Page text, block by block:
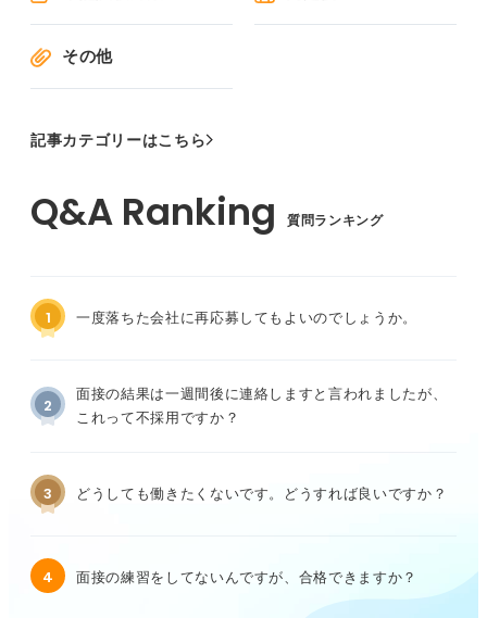
その他
記事カテゴリーはこちら
質問ランキング
1 一度落ちた会社に再応募してもよいのでしょうか。
2
面接の結果は一週間後に連絡しますと言われましたが、
これって不採用ですか？
3 どうしても働きたくないです。どうすれば良いですか？
4 面接の練習をしてないんですが、合格できますか？